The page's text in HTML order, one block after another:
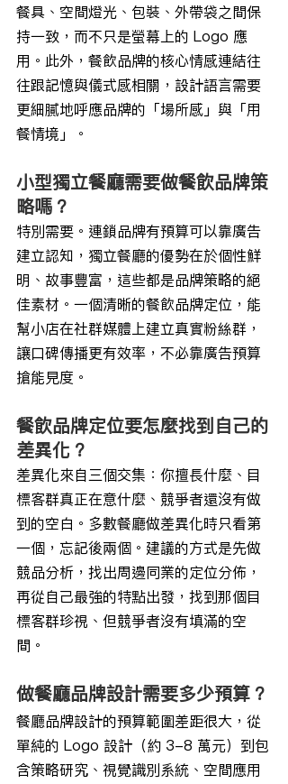
餐具、空間燈光、包裝、外帶袋之間保
持一致，而不只是螢幕上的 Logo 應
用。此外，餐飲品牌的核心情感連結往
往跟記憶與儀式感相關，設計語言需要
更細膩地呼應品牌的「場所感」與「用
餐情境」。
小型獨立餐廳需要做餐飲品牌策
略嗎？
特別需要。連鎖品牌有預算可以靠廣告
建立認知，獨立餐廳的優勢在於個性鮮
明、故事豐富，這些都是品牌策略的絕
佳素材。一個清晰的餐飲品牌定位，能
幫小店在社群媒體上建立真實粉絲群，
讓口碑傳播更有效率，不必靠廣告預算
搶能見度。
餐飲品牌定位要怎麼找到自己的
差異化？
差異化來自三個交集：你擅長什麼、目
標客群真正在意什麼、競爭者還沒有做
到的空白。多數餐廳做差異化時只看第
一個，忘記後兩個。建議的方式是先做
競品分析，找出周邊同業的定位分佈，
再從自己最強的特點出發，找到那個目
標客群珍視、但競爭者沒有填滿的空
間。
做餐廳品牌設計需要多少預算？
餐廳品牌設計的預算範圍差距很大，從
單純的 Logo 設計（約 3-8 萬元）到包
含策略研究、視覺識別系統、空間應用